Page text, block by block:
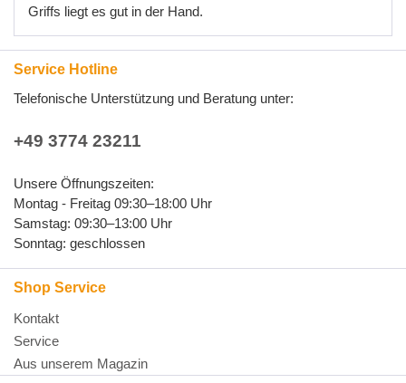
Griffs liegt es gut in der Hand.
Service Hotline
Telefonische Unterstützung und Beratung unter:
+49 3774 23211
Unsere Öffnungszeiten:
Montag - Freitag 09:30–18:00 Uhr
Samstag: 09:30–13:00 Uhr
Sonntag: geschlossen
Shop Service
Kontakt
Service
Aus unserem Magazin